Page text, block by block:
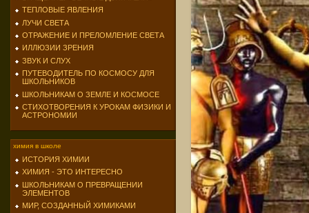
ТЕПЛОВЫЕ ЯВЛЕНИЯ
ЛУЧИ СВЕТА
ОТРАЖЕНИЕ И ПРЕЛОМЛЕНИЕ СВЕТА
ИЛЛЮЗИИ ЗРЕНИЯ
ЗВУК И СЛУХ
ПУТЕВОДИТЕЛЬ ПО КОСМОСУ ДЛЯ
ШКОЛЬНИКОВ
ШКОЛЬНИКАМ О ЗЕМЛЕ И КОСМОСЕ
СТИХОТВОРЕНИЯ К УРОКАМ ФИЗИКИ И
АСТРОНОМИИ
химия в школе
ИСТОРИЯ ХИМИИ
ХИМИЯ - ЭТО ИНТЕРЕСНО
ШКОЛЬНИКАМ О ПРЕВРАЩЕНИИ
ЭЛЕМЕНТОВ
МИР, СОЗДАННЫЙ ХИМИКАМИ